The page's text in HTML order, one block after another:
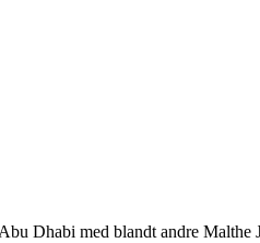
Dhabi med blandt andre Malthe